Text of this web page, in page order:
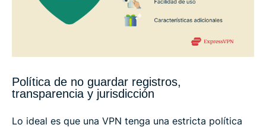
Política de no guardar registros,
transparencia y jurisdicción
Lo ideal es que una VPN tenga una estricta política